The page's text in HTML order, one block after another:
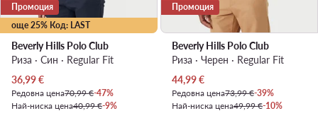
още 25% Код: LAST
Промоция
Beverly Hills Polo Club
Риза · Син · Regular Fit
Актуална цена
36,99€
Редовна цена70,99 €-47%
Най-ниска цена40,99 €-9%
Промоция
Beverly Hills Polo Club
Риза · Черен · Regular Fit
Актуална цена
44,99€
Редовна цена73,99 €-39%
Най-ниска цена49,99 €-10%